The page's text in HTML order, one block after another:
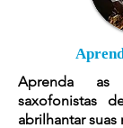
Aprenda
saxofonistas
abrilhantar suas